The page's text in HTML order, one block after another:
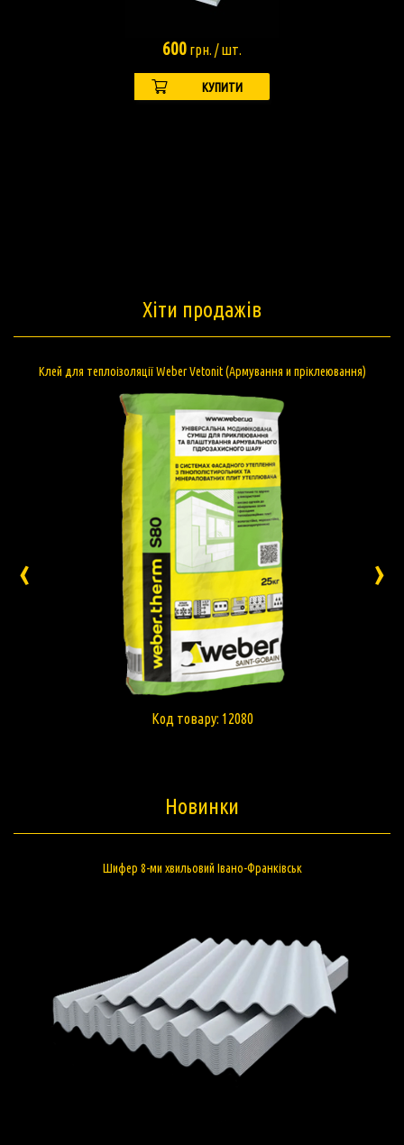
600 грн. / шт.
КУПИТИ
Хіти продажів
Клей підвищеної адгезії Polimin П-22 (Полімін)
Код товару: 3673
‹ ›
Новинки
Шифер 8-ми хвильовий Івано-Франківськ